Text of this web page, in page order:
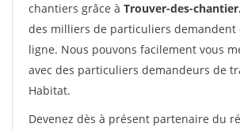
chantiers grâce à Trouver-des-
des milliers de particuliers demandent
ligne. Nous pouvons facilement vous
avec des particuliers demandeurs de
Habitat.
Devenez dès à présent partenaire du